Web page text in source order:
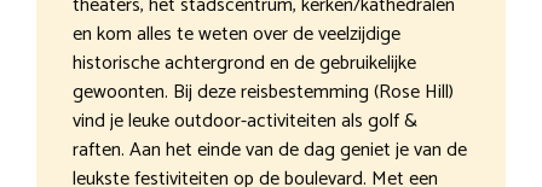
en kom alles te weten over de veelzijdige
historische achtergrond en de gebruikelijke
gewoonten. Bij deze reisbestemming (Rose Hill)
vind je leuke outdoor-activiteiten als golf &
raften. Aan het einde van de dag geniet je van de
leukste festiviteiten op de boulevard. Met een